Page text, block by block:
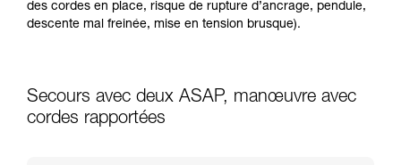
des cordes en place, risque de rupture d’ancrage, pendule,
descente mal freinée, mise en tension brusque).
Secours avec deux ASAP, manœuvre avec
cordes rapportées